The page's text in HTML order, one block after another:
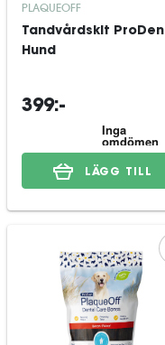
PLAQUEOFF
Tandvårdskit ProDen
Hund
399:-
LÄGG TILL